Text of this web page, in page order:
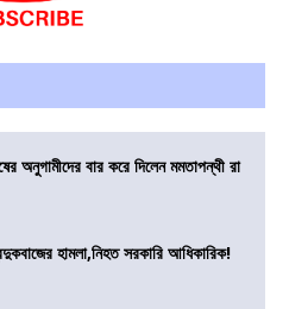
অনুগামীদের বার করে দিলেন মমতাপন্থী রা
হামলা,নিহত সরকারি আধিকারিক!